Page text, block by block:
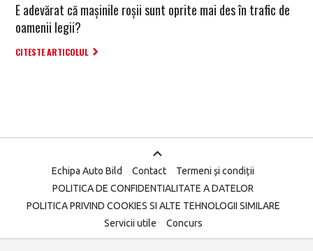
E adevărat că mașinile roșii sunt oprite mai des în trafic de
oamenii legii?
CITESTE ARTICOLUL
Echipa Auto Bild Contact
Termeni și condiții
POLITICA DE CONFIDENTIALITATE A DATELOR
POLITICA PRIVIND COOKIES SI ALTE TEHNOLOGII SIMILARE
Servicii utile
Concurs